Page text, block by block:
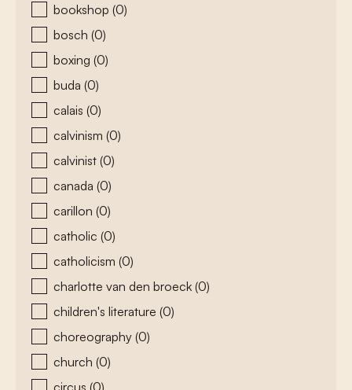
bookshop (0)
bosch (0)
boxing (0)
buda (0)
calais (0)
calvinism (0)
calvinist (0)
canada (0)
carillon (0)
catholic (0)
catholicism (0)
charlotte van den broeck (0)
children's literature (0)
choreography (0)
church (0)
circus (0)